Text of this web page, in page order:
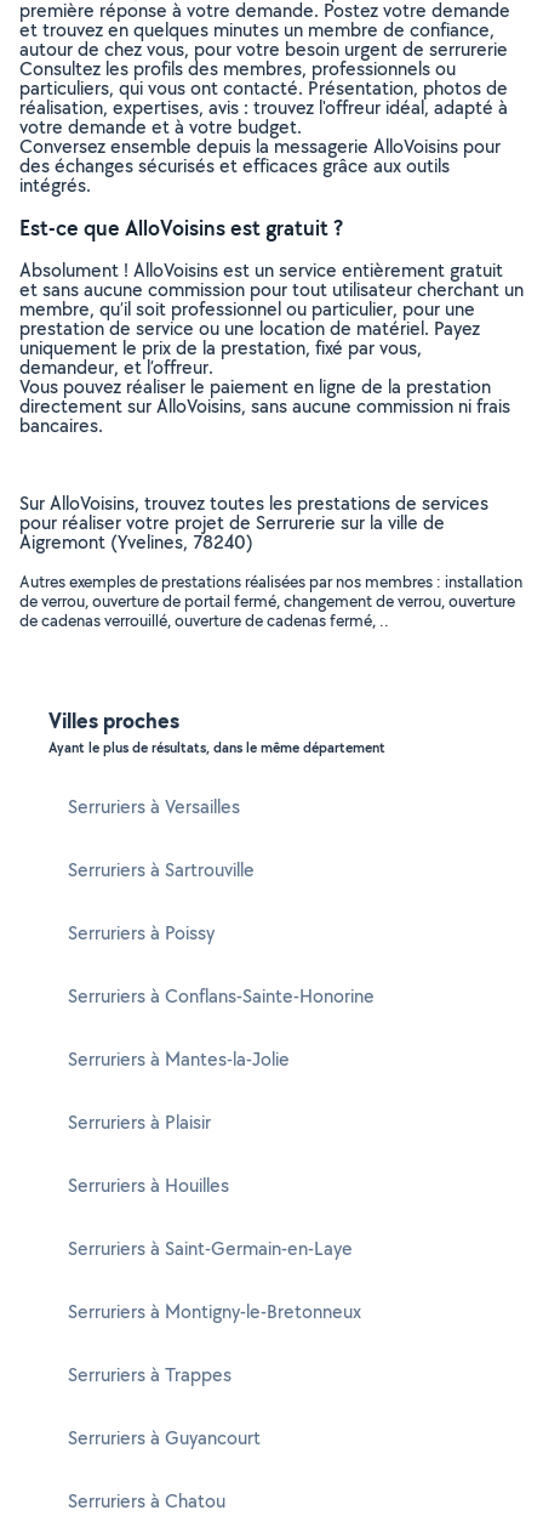
première réponse à votre demande. Postez votre demande
et trouvez en quelques minutes un membre de confiance,
autour de chez vous, pour votre besoin urgent de serrurerie
Consultez les profils des membres, professionnels ou
particuliers, qui vous ont contacté. Présentation, photos de
réalisation, expertises, avis : trouvez l'offreur idéal, adapté à
votre demande et à votre budget.
Conversez ensemble depuis la messagerie AlloVoisins pour
des échanges sécurisés et efficaces grâce aux outils
intégrés.
Est-ce que AlloVoisins est gratuit ?
Absolument ! AlloVoisins est un service entièrement gratuit
et sans aucune commission pour tout utilisateur cherchant un
membre, qu’il soit professionnel ou particulier, pour une
prestation de service ou une location de matériel. Payez
uniquement le prix de la prestation, fixé par vous,
demandeur, et l’offreur.
Vous pouvez réaliser le paiement en ligne de la prestation
directement sur AlloVoisins, sans aucune commission ni frais
bancaires.
Sur AlloVoisins, trouvez toutes les prestations de services
pour réaliser votre projet de Serrurerie sur la ville de
Aigremont (Yvelines, 78240)
Autres exemples de prestations réalisées par nos membres : installation
de verrou, ouverture de portail fermé, changement de verrou, ouverture
de cadenas verrouillé, ouverture de cadenas fermé, ..
Villes proches
Ayant le plus de résultats, dans le même département
Serruriers à Versailles
Serruriers à Sartrouville
Serruriers à Poissy
Serruriers à Conflans-Sainte-Honorine
Serruriers à Mantes-la-Jolie
Serruriers à Plaisir
Serruriers à Houilles
Serruriers à Saint-Germain-en-Laye
Serruriers à Montigny-le-Bretonneux
Serruriers à Trappes
Serruriers à Guyancourt
Serruriers à Chatou